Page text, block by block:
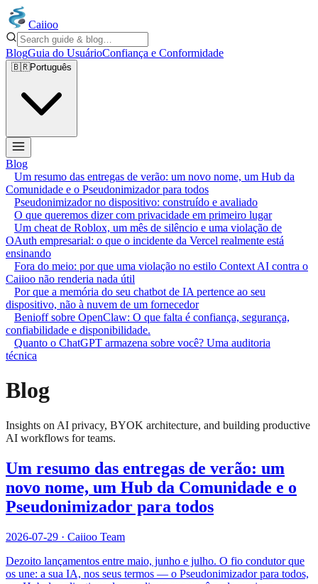
Caiioo
BlogGuia do UsuárioConfiança e Conformidade
🇧🇷Português
Blog
Um resumo das entregas de verão: um novo nome, um Hub da
Comunidade e o Pseudonimizador para todos
Pseudonimizador no dispositivo: construído e avaliado
O que queremos dizer com privacidade em primeiro lugar
Um cheat de Roblox, um mês de silêncio e uma violação de
OAuth empresarial: o que o incidente da Vercel realmente está
ensinando
Fora do meio: por que uma violação no estilo Context AI contra o
Caiioo não renderia nada útil
Por que a memória do seu chatbot de IA pertence ao seu
dispositivo, não à nuvem de um fornecedor
Benioff sobre OpenClaw: O que falta é confiança, segurança,
confiabilidade e disponibilidade.
Quanto o ChatGPT armazena sobre você? Uma auditoria
técnica
Blog
Insights on AI privacy, BYOK architecture, and building productive
AI workflows for teams.
Um resumo das entregas de verão: um
novo nome, um Hub da Comunidade e o
Pseudonimizador para todos
2026-07-29 · Caiioo Team
Dezoito lançamentos entre maio, junho e julho. O fio condutor que
os une: a sua IA, nos seus termos — o Pseudonimizador para todos,